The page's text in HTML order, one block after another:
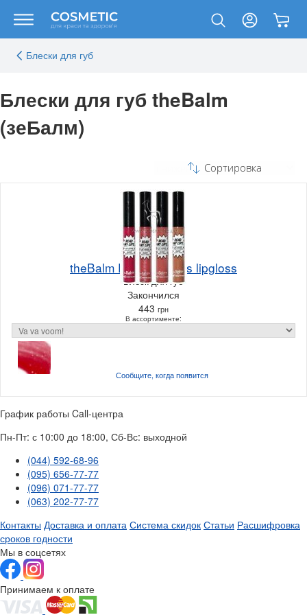
Блески для губ
Блески для губ theBalm
(зеБалм)
Сортировка
theBalm Read My Lips lipgloss
Блеск для губ
Закончился
443 грн
В ассортименте:
Сообщите, когдапоявится
График работы Call-центра
Пн-Пт: с 10:00 до 18:00, Сб-Вс: выходной
(044) 592-68-96
(095) 656-77-77
(096) 071-77-77
(063) 202-77-77
Контакты Доставка и оплата Система скидок Статьи Расшифровка
сроков годности
Мы в соцсетях
Принимаем к оплате